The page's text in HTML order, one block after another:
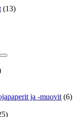
(13)
ja -muovit (6)